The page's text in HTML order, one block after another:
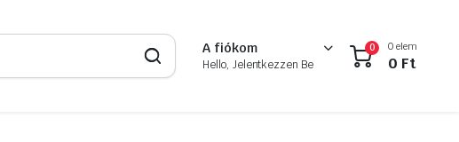
A fiókom
Hello, Jelentkezzen Be
0 0 elem
0 Ft